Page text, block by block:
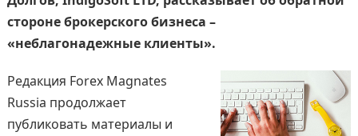
стороне брокерского бизнеса –
«неблагонадежные клиенты».
Редакция Forex Magnates
Russia продолжает
публиковать материалы и